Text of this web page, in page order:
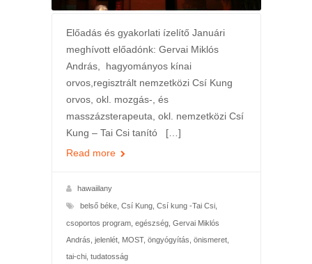
Előadás és gyakorlati ízelítő Januári
meghívott előadónk: Gervai Miklós
András, hagyományos kínai
orvos,regisztrált nemzetközi Csí Kung
orvos, okl. mozgás-, és
masszázsterapeuta, okl. nemzetközi Csí
Kung – Tai Csi tanító […]
Read more
hawaiilany
belső béke, Csí Kung, Csí kung -Tai Csi,
csoportos program, egészség, Gervai Miklós
András jelenlét, MOST, öngyógyítás önismeret,
tai-chi, tudatosság